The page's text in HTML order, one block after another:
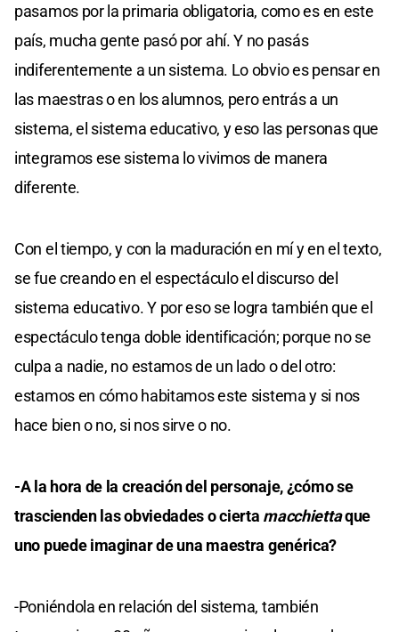
pasamos por la primaria obligatoria, como es en este
país, mucha gente pasó por ahí. Y no pasás
indiferentemente a un sistema. Lo obvio es pensar en
las maestras o en los alumnos, pero entrás a un
sistema, el sistema educativo, y eso las personas que
integramos ese sistema lo vivimos de manera
diferente.
Con el tiempo, y con la maduración en mí y en el texto,
se fue creando en el espectáculo el discurso del
sistema educativo. Y por eso se logra también que el
espectáculo tenga doble identificación; porque no se
culpa a nadie, no estamos de un lado o del otro:
estamos en cómo habitamos este sistema y si nos
hace bien o no, si nos sirve o no.
-A la hora de la creación del personaje, ¿cómo se
trascienden las obviedades o cierta macchiettaque
uno puede imaginar de una maestra genérica?
-Poniéndola en relación del sistema, también